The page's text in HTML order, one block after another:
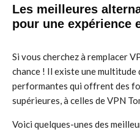
Les meilleures
pour une expérience
Si vous cherchez à remplacer
chance ! Il existe une multitude
performantes qui offrent des
supérieures, à celles de VPN
Voici quelques-unes des